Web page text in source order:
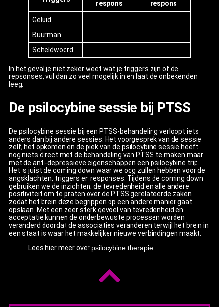
respons respons
Geluid
Buurman
Scheldwoord
In het geval je niet zeker weet wat je triggers zijn of de
repsonses, vul dan zo veel mogelijk in en laat de onbekenden
leeg.
De psilocybine sessie bij PTSS
De psilocybine sessie bij een PTSS-behandeling verloopt iets
anders dan bij andere sessies. Het voorgesprek van de sessie
zelf, het opkomen en de piek van de psilocybine sessie heeft
nog niets direct met de behandeling van PTSS te maken maar
met de anti-depressieve eigenschappen een psilocybine trip.
Het is juist de coming down waar we oog zullen hebben voor de
angsklachten, triggers en responses. Tijdens de coming down
gebruiken we de inzichten, de tevredenheid en alle andere
positiviteit om te praten over de PTSS gerelateerde zaken
zodat het brein deze begrippen op een andere manier gaat
opslaan. Met een zeer sterk gevoel van tevredenheid en
acceptatie kunnen de onderbewuste processen worden
veranderd doordat de associaties veranderen terwijl het brein in
een staat is waar het makkelijker nieuwe verbindingen maakt.
Lees hier meer over psilocybine therapie